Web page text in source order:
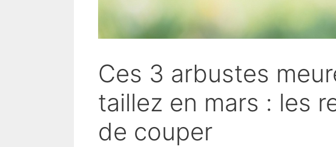
Ces 3 arbustes
taillez en mars : les
de couper